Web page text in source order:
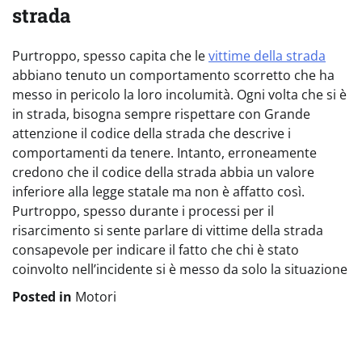
strada
Purtroppo, spesso capita che levittime della strada
abbiano tenuto un comportamento scorretto che ha
messo in pericolo la loro incolumità. Ogni volta che si è
in strada, bisogna sempre rispettare con Grande
attenzione il codice della strada che descrive i
comportamenti da tenere. Intanto, erroneamente
credono che il codice della strada abbia un valore
inferiore alla legge statale ma non è affatto così.
Purtroppo, spesso durante i processi per il
risarcimento si sente parlare di vittime della strada
consapevole per indicare il fatto che chi è stato
coinvolto nell’incidente si è messo da solo la situazione
Posted in Motori